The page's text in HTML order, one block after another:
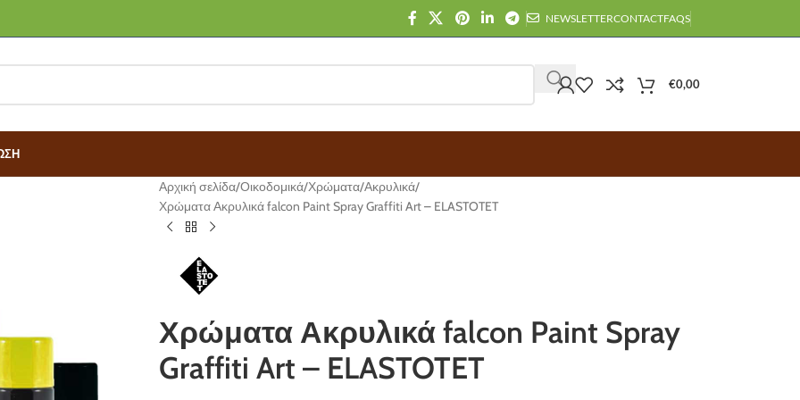
NEWSLETTERCONTACTFAQS
€0,00
Αρχική σελίδα Οικοδομικά Χρώματα Ακρυλικά
Χρώματα Ακρυλικά falcon Paint Spray Graffiti Art – ELASTOTET
Χρώματα Ακρυλικά falcon Paint Spray
Graffiti Art – ELASTOTET